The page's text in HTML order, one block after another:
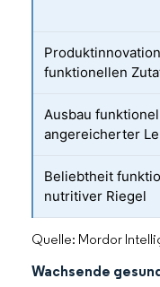
funktionellen
Ausbau
angereicherter
Beliebtheit
nutritiver Riegel
Quelle: Mordor
Wachsende